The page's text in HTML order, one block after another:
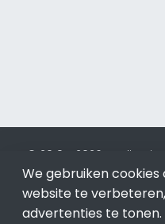
© 2019 - 2026 Realisatie
Internet. Betaal alleen
optimalisatie No Cure No
We gebruiken
website te
advertenties te tonen.